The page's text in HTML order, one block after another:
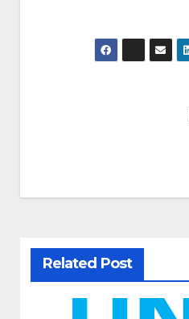
Related Post